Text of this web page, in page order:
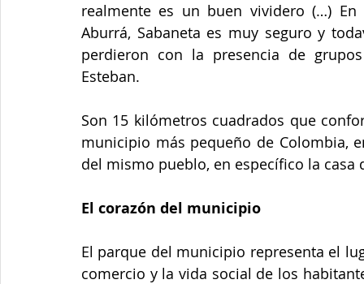
realmente es un buen vividero (…)
Aburrá, Sabaneta es muy seguro y
perdieron con la presencia de
Esteban.
Son 15 kilómetros cuadrados que
municipio más pequeño de Colombia,
del mismo pueblo, en específico la casa
El corazón del municipio
El parque del municipio representa el
comercio y la vida social de los